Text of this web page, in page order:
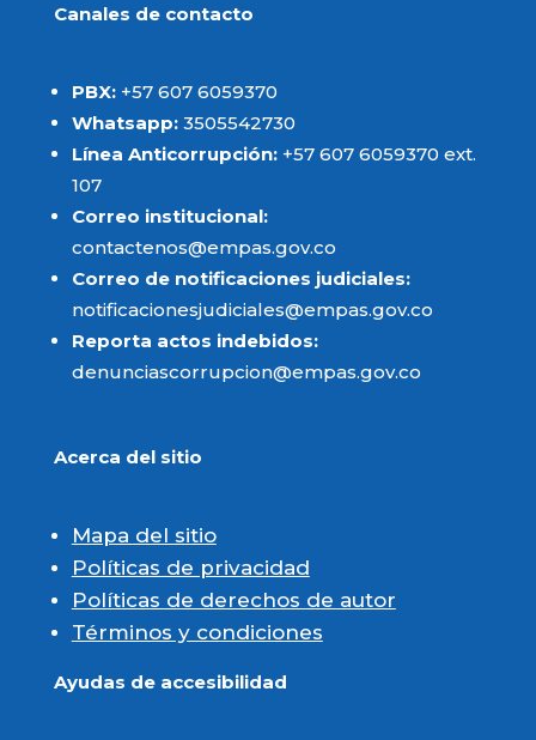
Canales de contacto
PBX:+57 607 6059370
Whatsapp:3505542730
Línea Anticorrupción:+57 607 6059370 ext.
107
Correo institucional:
contactenos@empas.gov.co
Correo de notificaciones judiciales:
notificacionesjudiciales@empas.gov.co
Reporta actos indebidos:
denunciascorrupcion@empas.gov.co
Acerca del sitio
Mapa del sitio
Políticas de privacidad
Políticas de derechos de autor
Términos y condiciones
Ayudas de accesibilidad